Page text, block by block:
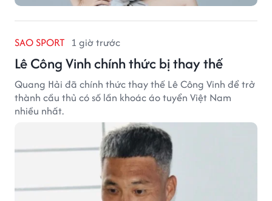
SAO SPORT 1 giờ trước
Lê Công Vinh chính thức bị thay thế
Quang Hải đã chính thức thay thế Lê Công Vinh để trở
thành cầu thủ có số lần khoác áo tuyển Việt Nam
nhiều nhất.